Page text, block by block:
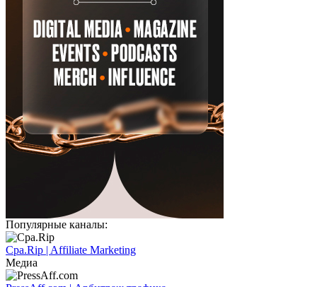
Популярные каналы:
Cpa.Rip | Affiliate Marketing
Медиа